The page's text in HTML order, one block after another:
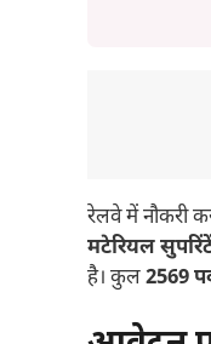
रेलवे में नौकरी
मटेरियल
है। कुल2569